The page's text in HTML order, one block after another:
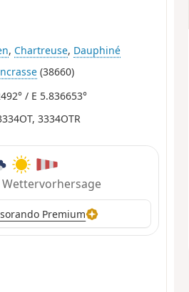
, Chartreuse, Dauphiné
(38660)
/ E 5.836653°
3334OTR
Premium